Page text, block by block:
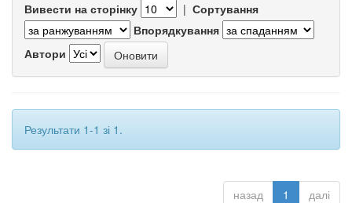
Вивести на сторінку | Сортування
Впорядкування
Автори
Результати 1-1 зі 1.
назад 1 далі